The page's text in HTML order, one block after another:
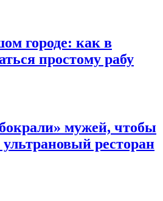
городе: как в
простому рабу
мужей, чтобы
ультрановый ресторан